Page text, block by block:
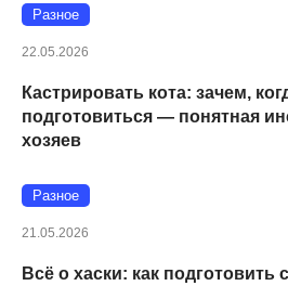
Разное
22.05.2026
Кастрировать кота: зачем,
подготовиться — понятная
хозяев
Разное
21.05.2026
Всё о хаски: как подготовить